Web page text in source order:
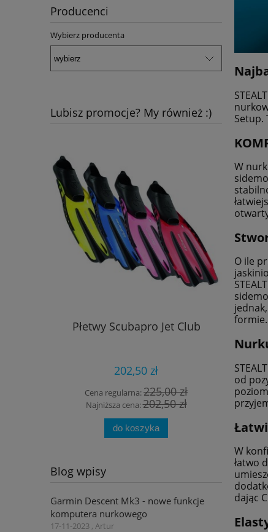
Producenci
Wybierz producenta
Lubisz promocje? My również :)
Płetwy Scubapro Jet Club
202,50 zł
Cena regularna:225,00 zł
Najniższa cena:202,50 zł
do koszyka
Balast
Blog wpisy
Garmin Descent Mk3 - nowe funkcje
komputera nurkowego
17-11-2023 , Artur
Setup.
W
O ile
formie.
od
W
łatwo
dając